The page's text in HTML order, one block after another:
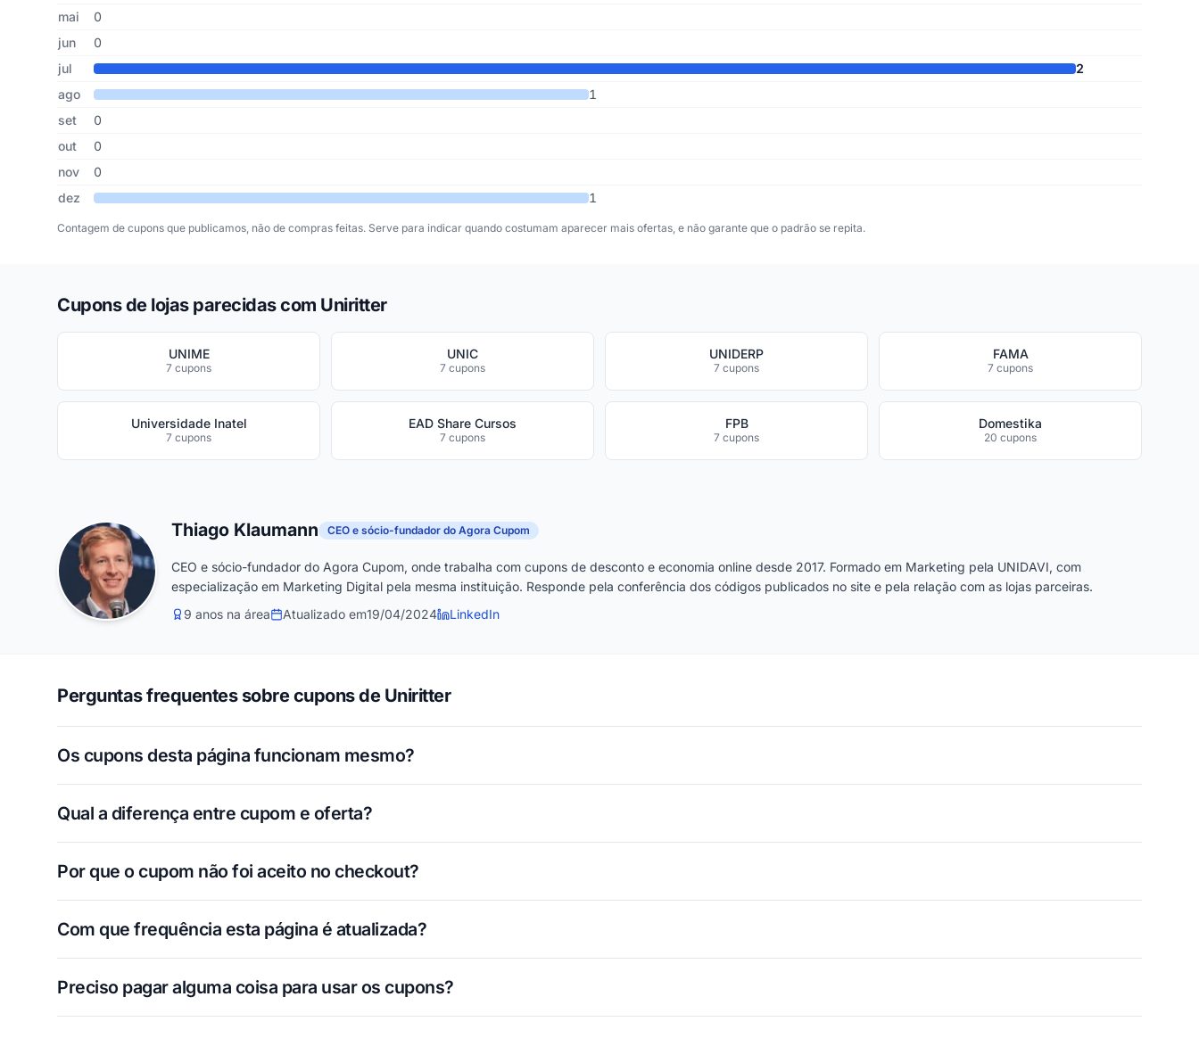
mai
0
jun
0
jul
2
ago
1
set
0
out
0
nov
0
dez
1
Contagem de cupons que publicamos, não de compras feitas. Serve para indicar quando costumam aparecer mais ofertas, e não garante que o padrão se repita.
Cupons de lojas parecidas com Uniritter
UNIME
7 cupons
UNIC
7 cupons
UNIDERP
7 cupons
FAMA
7 cupons
Universidade Inatel
7 cupons
EAD Share Cursos
7 cupons
FPB
7 cupons
Domestika
20 cupons
Thiago Klaumann CEO e sócio-fundador do Agora Cupom
CEO e sócio-fundador do Agora Cupom, onde trabalha com cupons de desconto e economia online desde 2017. Formado em Marketing pela UNIDAVI, com
especialização em Marketing Digital pela mesma instituição. Responde pela conferência dos códigos publicados no site e pela relação com as lojas parceiras.
9 anos na área
Atualizado em19/04/2024 LinkedIn
Perguntas frequentes sobre cupons de Uniritter
Os cupons desta página funcionam mesmo?
Qual a diferença entre cupom e oferta?
Por que o cupom não foi aceito no checkout?
Com que frequência esta página é atualizada?
Preciso pagar alguma coisa para usar os cupons?